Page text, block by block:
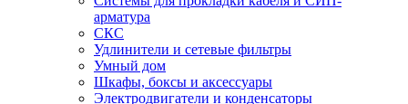
арматура
СКС
Удлинители и сетевые фильтры
Умный дом
Шкафы, боксы и аксессуары
Электродвигатели и конденсаторы